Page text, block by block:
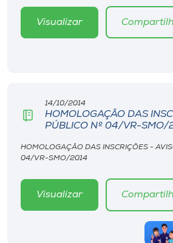
Visualizar
14/10/2014
HOMOLOGAÇÃO DAS
PÚBLICO Nº 04/VR-SMO/
HOMOLOGAÇÃO DAS INSCRIÇÕES -
04/VR-SMO/2014
Visualizar